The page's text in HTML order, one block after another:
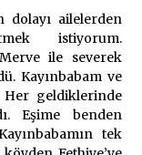
dolayı ailelerden
istiyorum.
ile severek
Kayınbabam ve
Her geldiklerinde
Eşime benden
tek